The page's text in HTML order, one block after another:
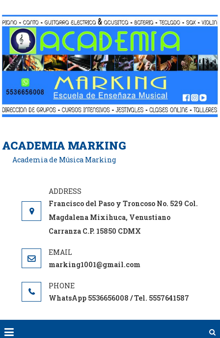
al
contenido
ACADEMIA MARKING
Academia de Música Marking
Francisco del Paso y Troncoso No. 529 Col.
Magdalena Mixihuca, Venustiano
Carranza C.P. 15850 CDMX
marking1001@gmail.com
WhatsApp 5536656008 / Tel. 5557641587